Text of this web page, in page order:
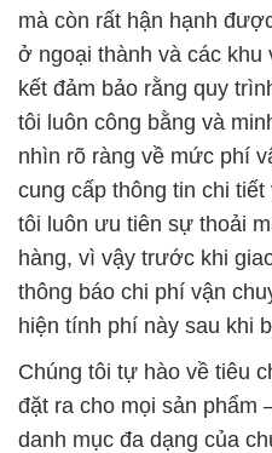
mà còn rất hận hạnh
ở ngoại thành và các khu
kết đảm bảo rằng quy
tôi luôn công bằng và
nhìn rõ ràng về mức phí
cung cấp thông tin chi
tôi luôn ưu tiên sự thoải
hàng, vì vậy trước khi
thông báo chi phí vận
hiện tính phí này sau khi
Chúng tôi tự hào về tiêu
đặt ra cho mọi sản phẩm
danh mục đa dạng của